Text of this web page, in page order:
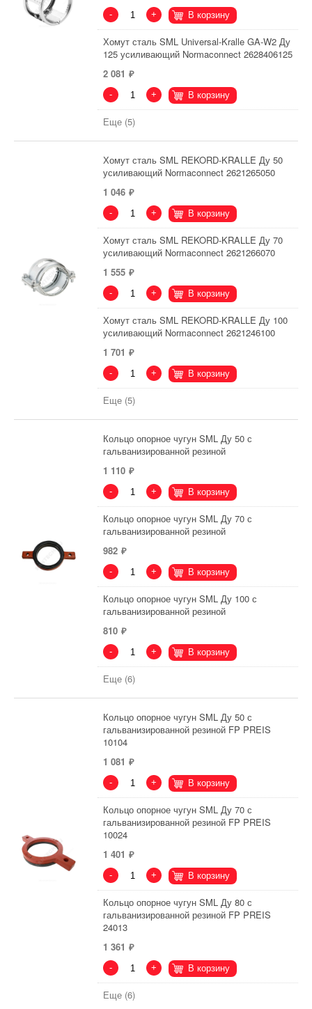
- + В корзину
Хомут сталь SML Universal-Kralle GA-W2 Ду
125 усиливающий Normaconnect 2628406125
2 081
- + В корзину
Еще (5)
Хомут сталь SML REKORD-KRALLE Ду 50
усиливающий Normaconnect 2621265050
1 046
- + В корзину
Хомут сталь SML REKORD-KRALLE Ду 70
усиливающий Normaconnect 2621266070
1 555
- + В корзину
Хомут сталь SML REKORD-KRALLE Ду 100
усиливающий Normaconnect 2621246100
1 701
- + В корзину
Еще (5)
Кольцо опорное чугун SML Ду 50 с
гальванизированной резиной
1 110
- + В корзину
Кольцо опорное чугун SML Ду 70 с
гальванизированной резиной
982
- + В корзину
Кольцо опорное чугун SML Ду 100 с
гальванизированной резиной
810
- + В корзину
Еще (6)
Кольцо опорное чугун SML Ду 50 с
гальванизированной резиной FP PREIS
10104
1 081
- + В корзину
Кольцо опорное чугун SML Ду 70 с
гальванизированной резиной FP PREIS
10024
1 401
- + В корзину
Кольцо опорное чугун SML Ду 80 с
гальванизированной резиной FP PREIS
24013
1 361
- + В корзину
Еще (6)